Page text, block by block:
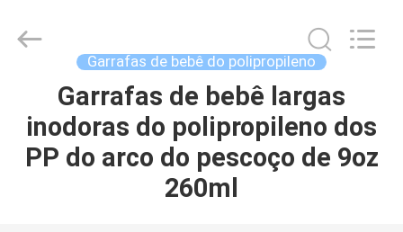
CASA
PRODUTOS
Sundelight
Infant
Garrafas de bebê do polipropileno
Garrafas de bebê largas
inodoras do polipropileno dos
PP do arco do pescoço de 9oz
260ml